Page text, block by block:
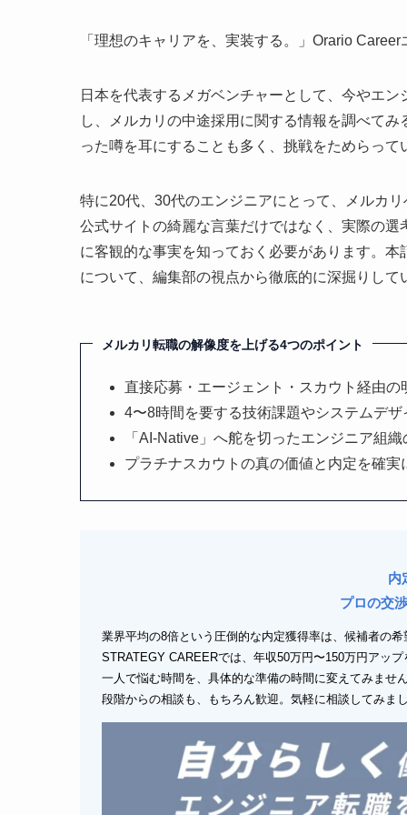
「理想のキャリアを、実装する。」Orario
日本を代表するメガベンチャーとして、今やエ
し、メルカリの中途採用に関する情報を調べて
った噂を耳にすることも多く、挑戦をためらっ
特に20代、30代のエンジニアにとって、メルカ
公式サイトの綺麗な言葉だけではなく、実際の
に客観的な事実を知っておく必要があります。
について、編集部の視点から徹底的に深掘りして
メルカリ転職の解像度を上げる4つのポイント
直接応募・エージェント・スカウト経由の
4〜8時間を要する技術課題やシステムデ
「AI-Native」へ舵を切ったエンジニア組
プラチナスカウトの真の価値と内定を確
内
プロの交
業界平均の8倍という圧倒的な内定獲得率は、候補者の
STRATEGY CAREERでは、年収50万円〜150万円アッ
一人で悩む時間を、具体的な準備の時間に変えてみませ
段階からの相談も、もちろん歓迎。気軽に相談してみま